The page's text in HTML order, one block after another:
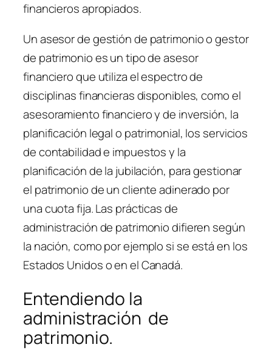
financieros apropiados.
Un asesor de gestión de patrimonio o gestor
de patrimonio es un tipo de asesor
financiero que utiliza el espectro de
disciplinas financieras disponibles, como el
asesoramiento financiero y de inversión, la
planificación legal o patrimonial, los servicios
de contabilidad e impuestos y la
planificación de la jubilación, para gestionar
el patrimonio de un cliente adinerado por
una cuota fija. Las prácticas de
administración de patrimonio difieren según
la nación, como por ejemplo si se está en los
Estados Unidos o en el Canadá.
Entendiendo la
administración de
patrimonio.